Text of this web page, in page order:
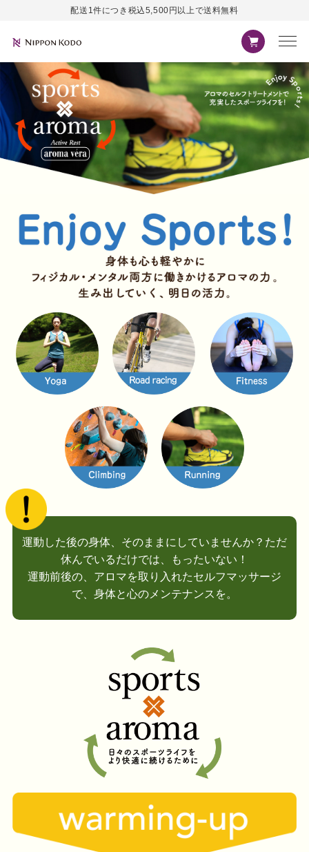
配送1件につき税込5,500円以上で送料無料
運動した後の身体、そのままにしていませんか？ただ
休んでいるだけでは、もったいない！
運動前後の、アロマを取り入れたセルフマッサージ
で、身体と心のメンテナンスを。